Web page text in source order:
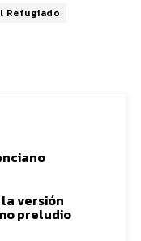
Refugiado
versión
preludio